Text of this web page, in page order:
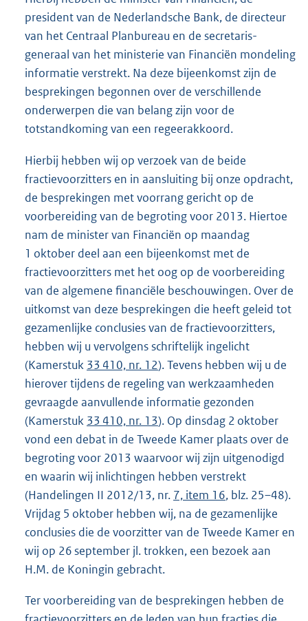
president van de Nederlandsche Bank, de directeur
van het Centraal Planbureau en de secretaris-
generaal van het ministerie van Financiën mondeling
informatie verstrekt. Na deze bijeenkomst zijn de
besprekingen begonnen over de verschillende
onderwerpen die van belang zijn voor de
totstandkoming van een regeerakkoord.
Hierbij hebben wij op verzoek van de beide
fractievoorzitters en in aansluiting bij onze opdracht,
de besprekingen met voorrang gericht op de
voorbereiding van de begroting voor 2013. Hiertoe
nam de minister van Financiën op maandag
1 oktober deel aan een bijeenkomst met de
fractievoorzitters met het oog op de voorbereiding
van de algemene financiële beschouwingen. Over de
uitkomst van deze besprekingen die heeft geleid tot
gezamenlijke conclusies van de fractievoorzitters,
hebben wij u vervolgens schriftelijk ingelicht
(Kamerstuk 33 410, nr. 12). Tevens hebben wij u de
hierover tijdens de regeling van werkzaamheden
gevraagde aanvullende informatie gezonden
(Kamerstuk 33 410, nr. 13). Op dinsdag 2 oktober
vond een debat in de Tweede Kamer plaats over de
begroting voor 2013 waarvoor wij zijn uitgenodigd
en waarin wij inlichtingen hebben verstrekt
(Handelingen II 2012/13, nr. 7, item 16, blz. 25–48).
Vrijdag 5 oktober hebben wij, na de gezamenlijke
conclusies die de voorzitter van de Tweede Kamer en
wij op 26 september jl. trokken, een bezoek aan
H.M. de Koningin gebracht.
Ter voorbereiding van de besprekingen hebben de